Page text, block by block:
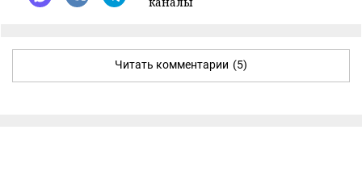
Читать комментарии (5)